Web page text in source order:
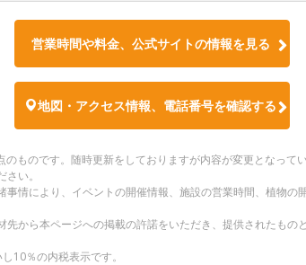
営業時間や料金、公式サイトの情報を見る
地図・アクセス情報、電話番号を確認する
ものです。随時更新をしておりますが内容が変更となって
い。
情により、イベントの開催情報、施設の営業時間、植物の
から本ページへの掲載の許諾をいただき、提供されたもの
10％の内税表示です。